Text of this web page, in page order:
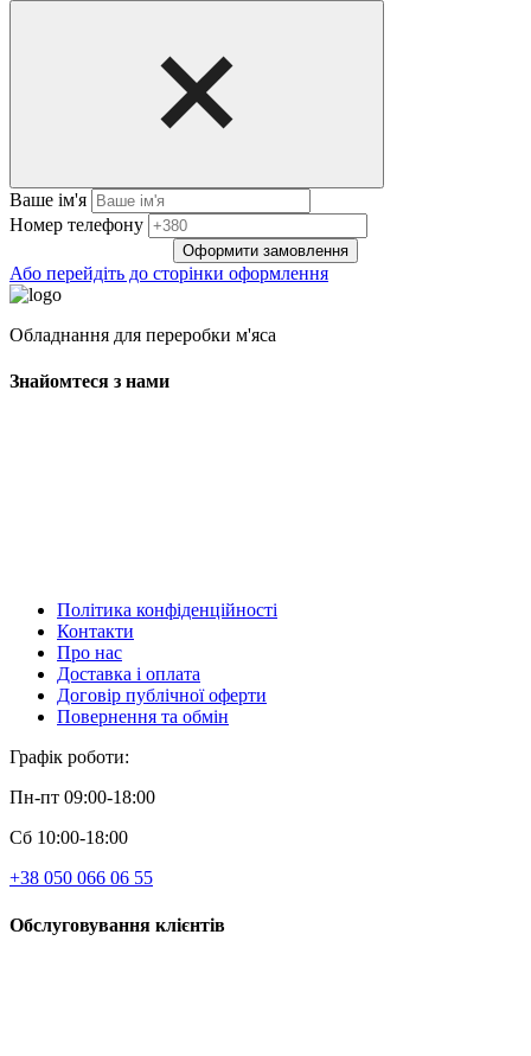
Ваше ім'я
Нoмep тeлeфoнy
Оформити замовлення
Або перейдіть до сторінки оформлення
Обладнання для переробки м'яса
Знайомтеся з нами
Політика конфіденційності
Контакти
Про нас
Доставка і оплата
Договір публічної оферти
Повернення та обмін
Графік роботи:
Пн-пт 09:00-18:00
Сб 10:00-18:00
+38 050 066 06 55
Обслуговування клієнтів